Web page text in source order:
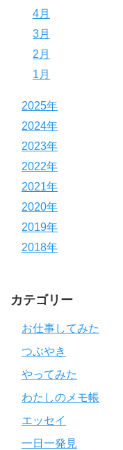
4月
3月
2月
1月
2025年
2024年
2023年
2022年
2021年
2020年
2019年
2018年
カテゴリー
お仕事してみた
つぶやき
やってみた
わたしのメモ帳
エッセイ
一日一発見